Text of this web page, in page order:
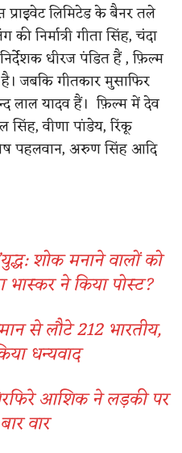
लिमिटेड के बैनर तले
निर्मात्री गीता सिंह, चंदा
धीरज पंडित हैं , फ़िल्म
जबकि गीतकार मुसाफिर
लाल यादव हैं। फ़िल्म में देव
वीणा पांडेय, रिंकू
पहलवान, अरुण सिंह आदि
शोक मनाने वालों को
भास्कर ने किया पोस्ट​?
से लौटे 212 भारतीय,
धन्यवाद
आशिक ने लड़की पर
वार